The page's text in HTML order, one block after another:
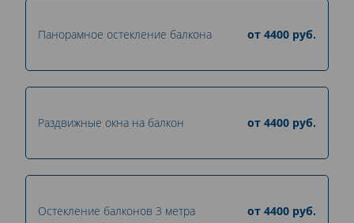
Панорамное остекление балкона от 4400 руб.
Раздвижные окна на балкон от 4400 руб.
Остекление балконов 3 метра от 4400 руб.